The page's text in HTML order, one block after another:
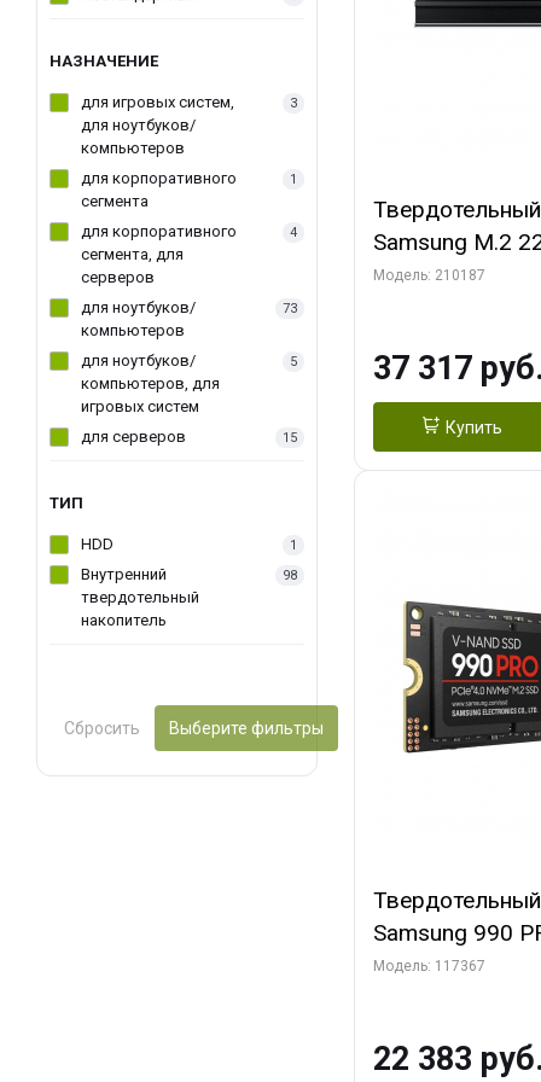
НАЗНАЧЕНИЕ
для игровых систем,
для ноутбуков/
компьютеров
3
для корпоративного
сегмента
1
для корпоративного
сегмента, для
серверов
4
для ноутбуков/
компьютеров
73
для ноутбуков/
компьютеров, для
игровых систем
5
для серверов 15
ТИП
HDD 1
Внутренний
твердотельный
накопитель
98
Сбросить Выберите фильтры
Samsung M.2
Black Client
NAND, 2048MB,
0,33DWPD, RTL
Модель: 210187
37 317 руб.
Купить
Samsung 990
MZ-V9P1T0BW
Модель: 117367
22 383 руб.